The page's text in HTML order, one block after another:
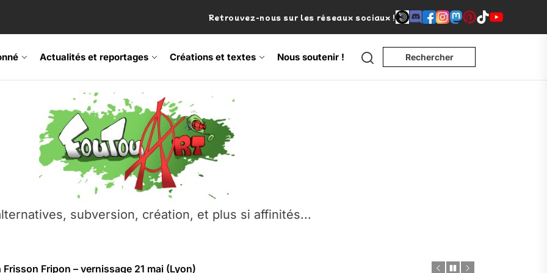
Retrouvez-nous sur les réseaux sociaux !
Actualités et reportages Créations et textes Nous soutenir ! Search Rechercher
subversion, création, et plus si affinités...
Frisson Fripon – vernissage 21 mai (Lyon)
Festival – Samedi 18 juillet (Vaulx-en-Velin)
– Ŝtono, un livre réalisé par Michaël Moretti & Pierre Lacôte
contre l’A412 à l’Établi (Haute-Savoie)
Fripon – vernissage 21 mai (Lyon)